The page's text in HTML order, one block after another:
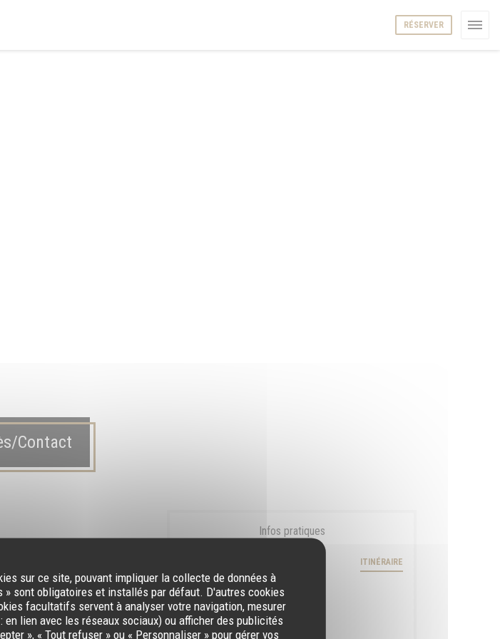
sur ce site, pouvant impliquer la collecte de données à
sont obligatoires et installés par défaut. D'autres cookies
facultatifs servent à analyser votre navigation, mesurer
lien avec les réseaux sociaux) ou afficher des publicités
», « Tout refuser » ou « Personnaliser » pour gérer vos
RÉSERVER
Contact
Infos pratiques
((ouvre une nouvelle fenêtre))
ITINÉRAIRE
Métro
non
Bus